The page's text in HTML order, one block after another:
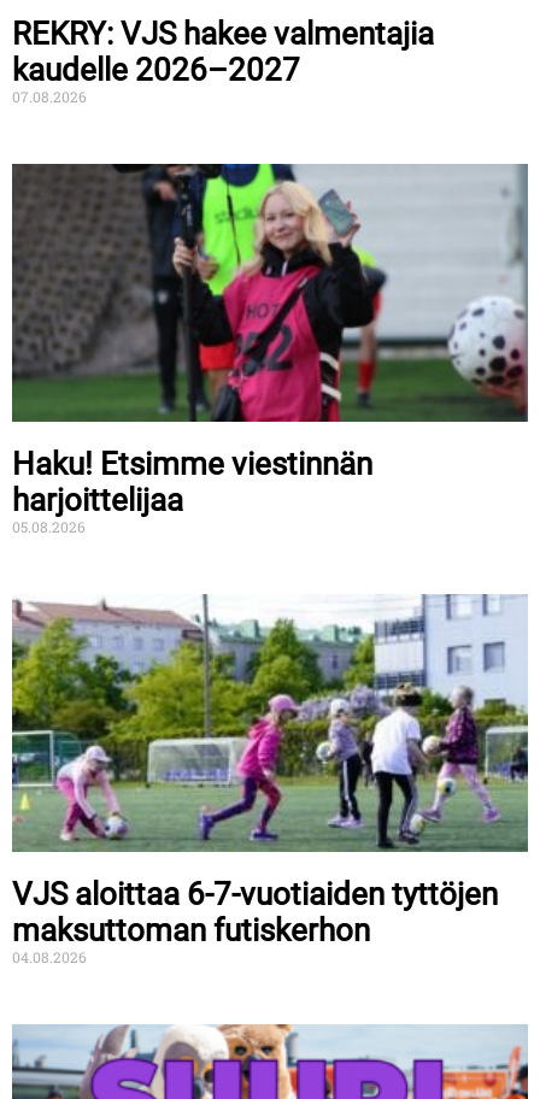
REKRY: VJS hakee valmentajia
kaudelle 2026–2027
07.08.2026
Haku! Etsimme viestinnän
harjoittelijaa
05.08.2026
VJS aloittaa 6-7-vuotiaiden tyttöjen
maksuttoman futiskerhon
04.08.2026